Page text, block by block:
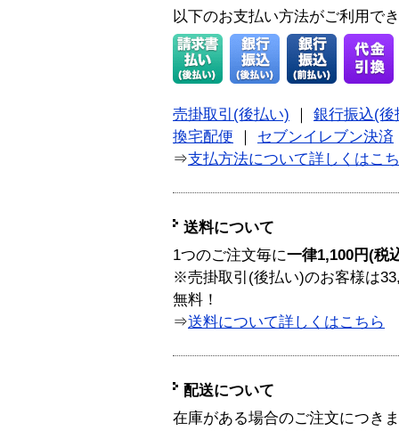
以下のお支払い方法がご利用で
売掛取引(後払い)
銀行振込(後
換宅配便
セブンイレブン決済
⇒支払方法について詳しくはこ
送料について
1つのご注文毎に一律1,100円(税
※売掛取引(後払い)のお客様は
無料！
⇒送料について詳しくはこちら
配送について
在庫がある場合のご注文につき